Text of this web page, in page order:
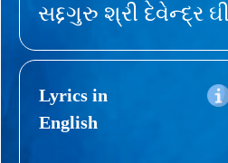
સદ્દગુરુ શ્રી દેવેન્દ્ર
Lyrics in
English